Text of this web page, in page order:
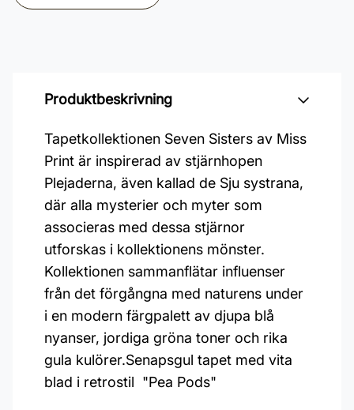
Produktbeskrivning
Tapetkollektionen Seven Sisters av Miss
Print är inspirerad av stjärnhopen
Plejaderna, även kallad de Sju systrana,
där alla mysterier och myter som
associeras med dessa stjärnor
utforskas i kollektionens mönster.
Kollektionen sammanflätar influenser
från det förgångna med naturens under
i en modern färgpalett av djupa blå
nyanser, jordiga gröna toner och rika
gula kulörer.Senapsgul tapet med vita
blad i retrostil "Pea Pods"